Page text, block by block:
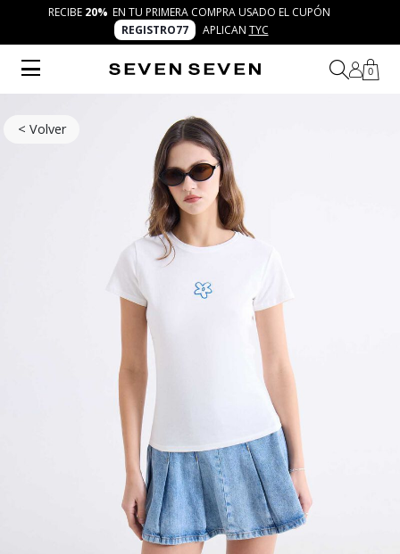
RECIBE 20% EN TU PRIMERA COMPRA USADO EL CUPÓN
REGISTRO77
APLICAN TYC
0
< Volver